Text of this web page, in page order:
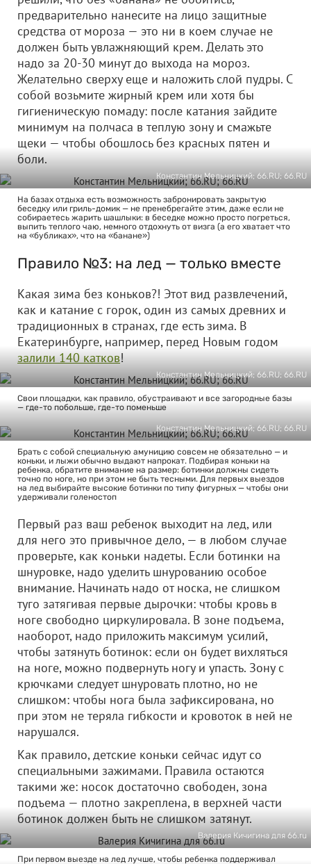
предварительно нанесите на лицо защитные
средства от мороза — это ни в коем случае не
должен быть увлажняющий крем. Делать это
надо за 20-30 минут до выхода на мороз.
Желательно сверху еще и наложить слой пудры. С
собой возьмите жирный крем или хотя бы
гигиеническую помаду: после катания зайдите
минимум на полчаса в теплую зону и смажьте
щеки — чтобы обошлось без красных пятен и
боли.
Константин Мельницкий; 66.RU; 66.RU
На базах отдыха есть возможность забронировать закрытую
беседку или гриль-домик — не пренебрегайте этим, даже если не
собираетесь жарить шашлыки: в беседке можно просто погреться,
выпить теплого чаю, немного отдохнуть от визга (а его хватает что
на «бубликах», что на «банане»)
Правило №3: на лед — только вместе
Какая зима без коньков?! Этот вид развлечений,
как и катание с горок, один из самых древних и
традиционных в странах, где есть зима. В
Екатеринбурге, например, перед Новым годом
залили 140 катков!
Константин Мельницкий; 66.RU; 66.RU
Свои площадки, как правило, обустраивают и все загородные базы
— где-то побольше, где-то поменьше
Константин Мельницкий; 66.RU; 66.RU
Брать с собой специальную амуницию совсем не обязательно — и
коньки, и лыжи обычно выдают напрокат. Подбирая коньки на
ребенка, обратите внимание на размер: ботинки должны сидеть
точно по ноге, но при этом не быть тесными. Для первых выездов
на лед выбирайте высокие ботинки по типу фигурных — чтобы они
удерживали голеностоп
Первый раз ваш ребенок выходит на лед, или
для него это привычное дело, — в любом случае
проверьте, как коньки надеты. Если ботинки на
шнуровке, надо уделить шнурованию особое
внимание. Начинать надо от носка, не слишком
туго затягивая первые дырочки: чтобы кровь в
ноге свободно циркулировала. В зоне подъема,
наоборот, надо приложить максимум усилий,
чтобы затянуть ботинок: если он будет вихляться
на ноге, можно подвернуть ногу и упасть. Зону с
крючками следует шнуровать плотно, но не
слишком: чтобы нога была зафиксирована, но
при этом не теряла гибкости и кровоток в ней не
нарушался.
Как правило, детские коньки сейчас идут со
специальными зажимами. Правила остаются
такими же: носок достаточно свободен, зона
подъема — плотно закреплена, в верхней части
ботинок должен быть не слишком затянут.
Валерия Кичигина для 66.ru
При первом выезде на лед лучше, чтобы ребенка поддерживал